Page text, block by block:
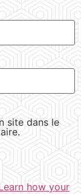
site dans le
how your